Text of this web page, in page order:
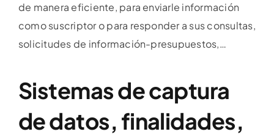
de manera eficiente, para enviarle información
como suscriptor o para responder a sus consultas,
solicitudes de información-presupuestos,…
Sistemas de captura
de datos, finalidades,